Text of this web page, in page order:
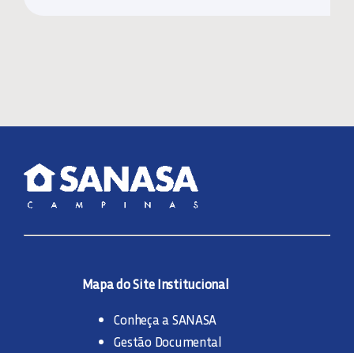
Mapa do Site Institucional
Conheça a SANASA
Gestão Documental